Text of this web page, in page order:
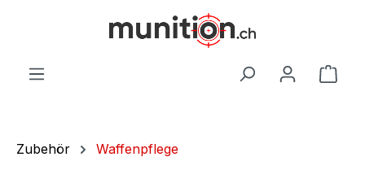
Zubehör Waffenpflege